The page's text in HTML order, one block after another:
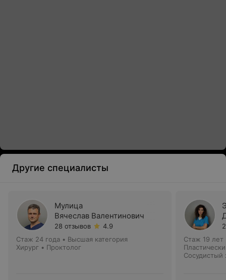
Другие специалисты
Мулица
Вячеслав Валентинович
28 отзывов
4.9
Стаж 24 года • Высшая категория
Хирург • Проктолог
Стаж 19 лет
Сосудистый